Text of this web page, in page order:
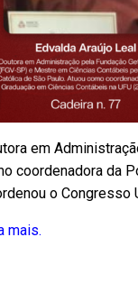
em
coordenadora da
o Congresso
mais.